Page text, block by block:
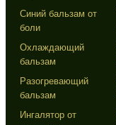
Синий бальзам от
боли
Охлаждающий
бальзам
Разогревающий
бальзам
Ингалятор от